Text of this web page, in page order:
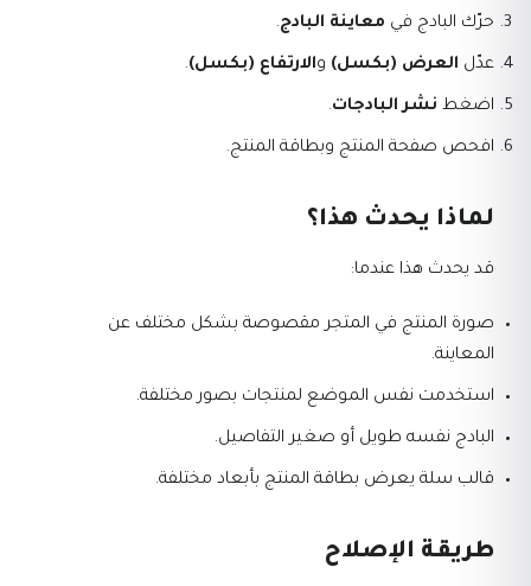
حرّك البادج في معاينة البادج.
عدّل العرض (بكسل) والارتفاع (بكسل).
اضغط نشر البادجات.
افحص صفحة المنتج وبطاقة المنتج.
لماذا يحدث هذا؟
قد يحدث هذا عندما:
صورة المنتج في المتجر مقصوصة بشكل مختلف عن
المعاينة.
استخدمت نفس الموضع لمنتجات بصور مختلفة.
البادج نفسه طويل أو صغير التفاصيل.
قالب سلة يعرض بطاقة المنتج بأبعاد مختلفة.
طريقة الإصلاح